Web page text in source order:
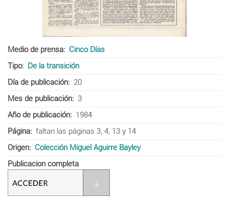
Medio de prensa
Cinco Días
Tipo
De la transición
Día de publicación
20
Mes de publicación
3
Año de publicación
1984
Página
faltan las páginas 3, 4, 13 y 14
Origen
Colección Miguel Aguirre Bayley
Publicacion completa